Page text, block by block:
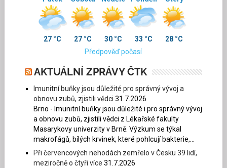
27 °C 27 °C 30 °C 33 °C
28 °C
Předpověď počasí
AKTUÁLNÍ ZPRÁVY ČTK
Imunitní buňky jsou důležité pro správný vývoj a
obnovu zubů, zjistili vědci 31.7.2026
Brno - Imunitní buňky jsou důležité i pro správný vývoj
a obnovu zubů, zjistili vědci z Lékařské fakulty
Masarykovy univerzity v Brně. Výzkum se týkal
makrofágů, bílých krvinek, které pohlcují bakterie,...
Při červencových nehodách zemřelo v Česku 39 lidí,
meziročně o čtyři více 31.7.2026